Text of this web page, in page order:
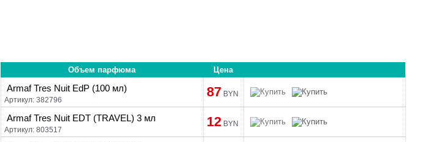
Объем парфюма Цена
Armaf Tres Nuit EdP (100 мл)
Артикул: 382796
87 BYN
Armaf Tres Nuit EDT (TRAVEL) 3 мл
Артикул: 803517
12 BYN